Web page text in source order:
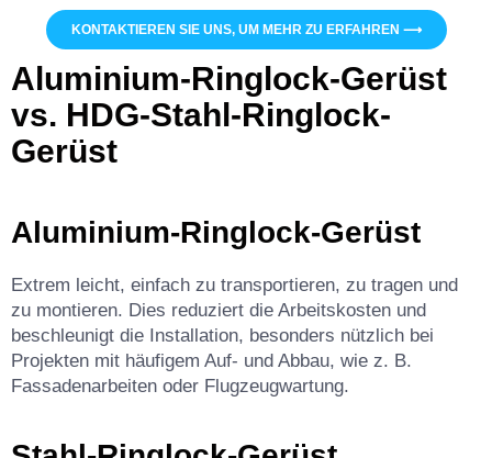
KONTAKTIEREN SIE UNS, UM MEHR ZU ERFAHREN ⟶
Aluminium-Ringlock-Gerüst
vs. HDG-Stahl-Ringlock-
Gerüst
Aluminium-Ringlock-Gerüst
Extrem leicht, einfach zu transportieren, zu tragen und
zu montieren. Dies reduziert die Arbeitskosten und
beschleunigt die Installation, besonders nützlich bei
Projekten mit häufigem Auf- und Abbau, wie z. B.
Fassadenarbeiten oder Flugzeugwartung.